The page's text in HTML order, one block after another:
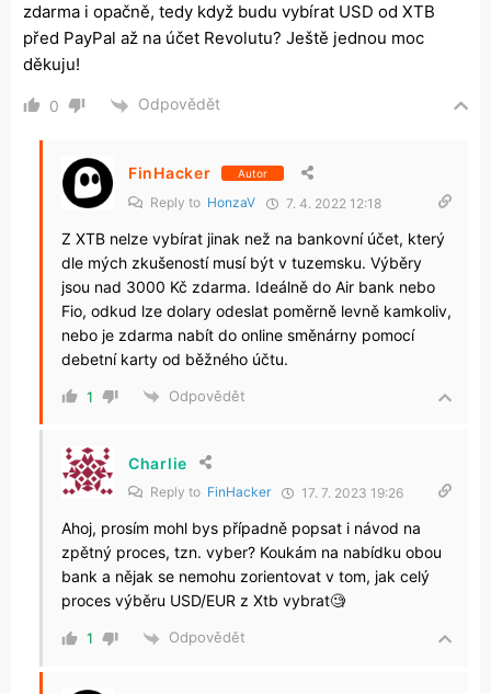
zdarma i opačně, tedy když budu vybírat USD od XTB
před PayPal až na účet Revolutu? Ještě jednou moc
děkuju!
0 Odpovědět
FinHacker Autor
Reply to HonzaV 7. 4. 2022 12:18
Z XTB nelze vybírat jinak než na bankovní účet, který
dle mých zkušeností musí být v tuzemsku. Výběry
jsou nad 3000 Kč zdarma. Ideálně do Air bank nebo
Fio, odkud lze dolary odeslat poměrně levně kamkoliv,
nebo je zdarma nabít do online směnárny pomocí
debetní karty od běžného účtu.
1 Odpovědět
Charlie
Reply to FinHacker 17. 7. 2023 19:26
Ahoj, prosím mohl bys případně popsat i návod na
zpětný proces, tzn. vyber? Koukám na nabídku obou
bank a nějak se nemohu zorientovat v tom, jak celý
proces výběru USD/EUR z Xtb vybrat🧐
1 Odpovědět